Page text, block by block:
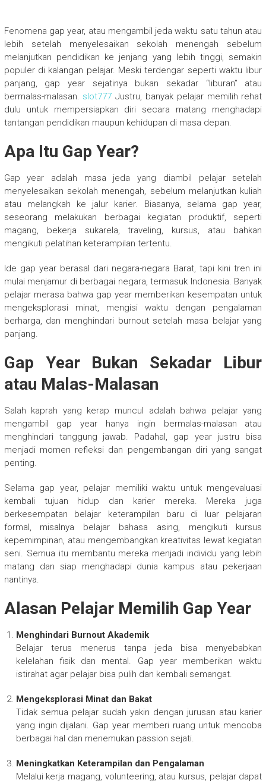
Fenomena gap year, atau mengambil jeda waktu satu tahun atau
lebih setelah menyelesaikan sekolah menengah sebelum
melanjutkan pendidikan ke jenjang yang lebih tinggi, semakin
populer di kalangan pelajar. Meski terdengar seperti waktu libur
panjang, gap year sejatinya bukan sekadar “liburan” atau
bermalas-malasan. slot777 Justru, banyak pelajar memilih rehat
dulu untuk mempersiapkan diri secara matang menghadapi
tantangan pendidikan maupun kehidupan di masa depan.
Apa Itu Gap Year?
Gap year adalah masa jeda yang diambil pelajar setelah
menyelesaikan sekolah menengah, sebelum melanjutkan kuliah
atau melangkah ke jalur karier. Biasanya, selama gap year,
seseorang melakukan berbagai kegiatan produktif, seperti
magang, bekerja sukarela, traveling, kursus, atau bahkan
mengikuti pelatihan keterampilan tertentu.
Ide gap year berasal dari negara-negara Barat, tapi kini tren ini
mulai menjamur di berbagai negara, termasuk Indonesia. Banyak
pelajar merasa bahwa gap year memberikan kesempatan untuk
mengeksplorasi minat, mengisi waktu dengan pengalaman
berharga, dan menghindari burnout setelah masa belajar yang
panjang.
Gap Year Bukan Sekadar Libur
atau Malas-Malasan
Salah kaprah yang kerap muncul adalah bahwa pelajar yang
mengambil gap year hanya ingin bermalas-malasan atau
menghindari tanggung jawab. Padahal, gap year justru bisa
menjadi momen refleksi dan pengembangan diri yang sangat
penting.
Selama gap year, pelajar memiliki waktu untuk mengevaluasi
kembali tujuan hidup dan karier mereka. Mereka juga
berkesempatan belajar keterampilan baru di luar pelajaran
formal, misalnya belajar bahasa asing, mengikuti kursus
kepemimpinan, atau mengembangkan kreativitas lewat kegiatan
seni. Semua itu membantu mereka menjadi individu yang lebih
matang dan siap menghadapi dunia kampus atau pekerjaan
nantinya.
Alasan Pelajar Memilih Gap Year
Menghindari Burnout Akademik
Belajar terus menerus tanpa jeda bisa menyebabkan
kelelahan fisik dan mental. Gap year memberikan waktu
istirahat agar pelajar bisa pulih dan kembali semangat.
Mengeksplorasi Minat dan Bakat
Tidak semua pelajar sudah yakin dengan jurusan atau karier
yang ingin dijalani. Gap year memberi ruang untuk mencoba
berbagai hal dan menemukan passion sejati.
Meningkatkan Keterampilan dan Pengalaman
Melalui kerja magang, volunteering, atau kursus, pelajar dapat